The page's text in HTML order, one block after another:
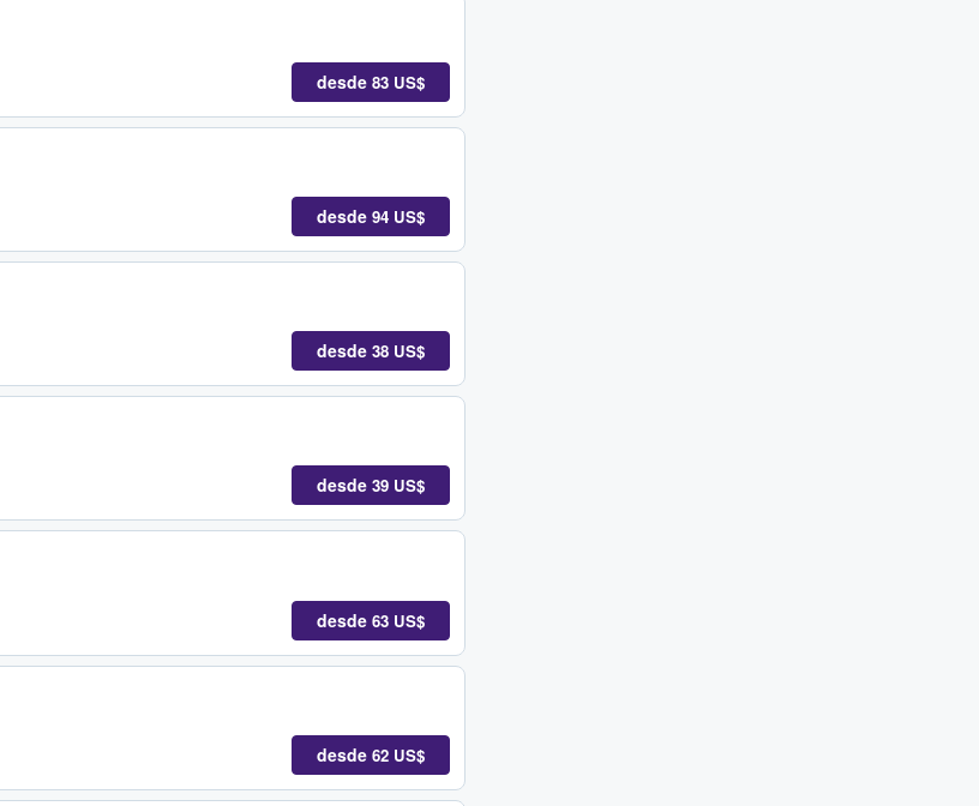
desde 83 US$
desde 94 US$
desde 38 US$
desde 39 US$
desde 63 US$
desde 62 US$